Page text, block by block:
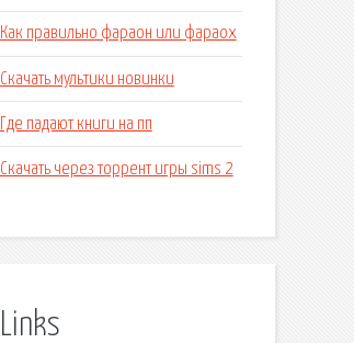
Как правильно фараон или фараох
Скачать мультики новинки
Где падают книги на пп
Скачать через торрент игры sims 2
Links